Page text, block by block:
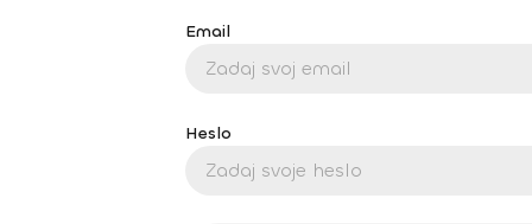
Email
Heslo